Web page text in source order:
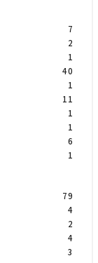
7
2
1
40
1
11
1
1
6
1
3
7
1
79
4
2
4
3